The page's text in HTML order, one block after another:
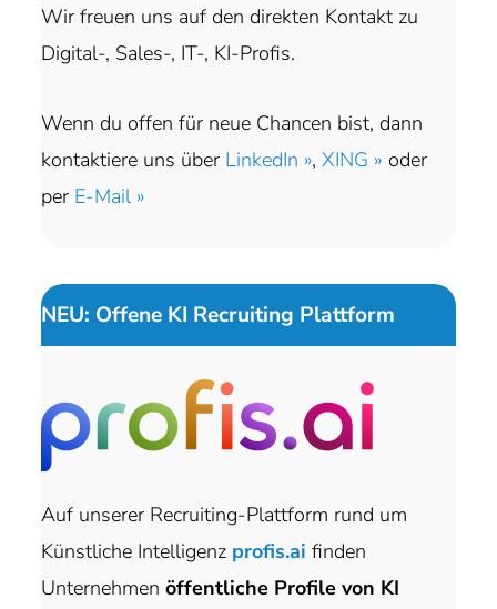
Wir freuen uns auf den direkten Kontakt zu
Digital-, Sales-, IT-, KI-Profis.
Wenn du offen für neue Chancen bist, dann
kontaktiere uns über LinkedIn »,XING » oder
per E-Mail »
NEU: Offene KI Recruiting Plattform
Auf unserer Recruiting-Plattform rund um
Künstliche Intelligenz profis.ai finden
Unternehmen öffentliche Profile von KI